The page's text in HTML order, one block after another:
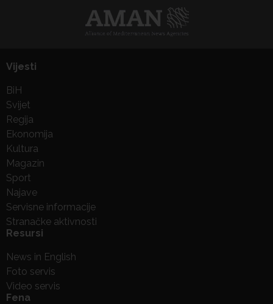
Vijesti
BiH
Svijet
Regija
Ekonomija
Kultura
Magazin
Sport
Najave
Servisne informacije
Stranačke aktivnosti
Resursi
News in English
Foto servis
Video servis
Fena